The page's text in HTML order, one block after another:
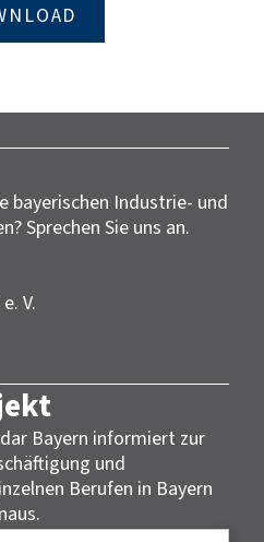
bayerischen Industrie- und
Sprechen Sie uns an.
V.
Bayern informiert zur
und
Berufen in Bayern